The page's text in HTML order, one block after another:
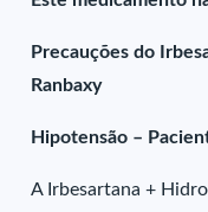
Precauções do
Ranbaxy
Hipotensão –
A Irbesartana +